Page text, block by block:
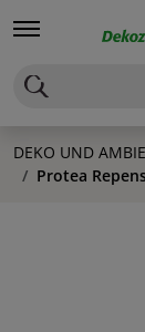
DEKO UND
Protea